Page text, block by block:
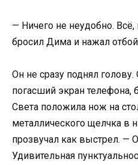
— Ничего не неудобно.
бросил Дима и нажал
Он не сразу поднял
погасший экран телефона,
Света положила нож на
металлического щелчка в
прозвучал как выстрел. —
Удивительная